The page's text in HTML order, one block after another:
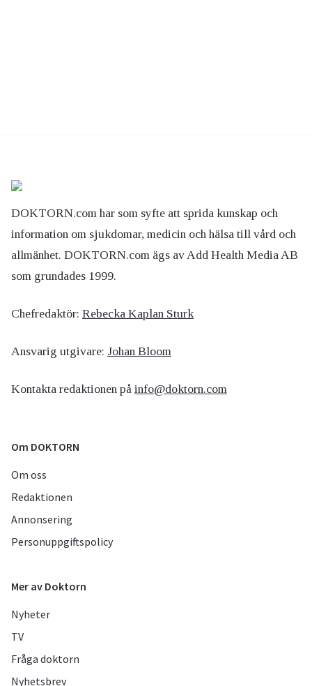
DOKTORN.com har som syfte att sprida kunskap och
information om sjukdomar, medicin och hälsa till vård och
allmänhet. DOKTORN.com ägs av Add Health Media AB
som grundades 1999.
Chefredaktör: Rebecka Kaplan Sturk
Ansvarig utgivare: Johan Bloom
Kontakta redaktionen på info@doktorn.com
Om DOKTORN
Om oss
Redaktionen
Annonsering
Personuppgiftspolicy
Mer av Doktorn
Nyheter
TV
Fråga doktorn
Nyhetsbrev